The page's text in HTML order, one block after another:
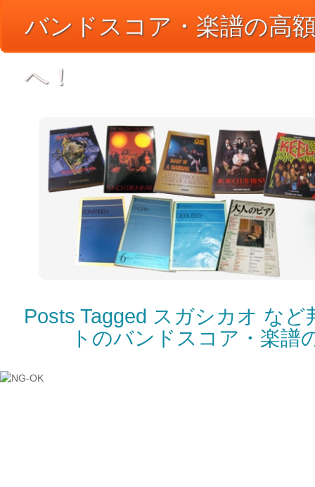
バンドスコア・楽譜の高
へ！
Posts Tagged スガシカオ など
トのバンドスコア・楽譜